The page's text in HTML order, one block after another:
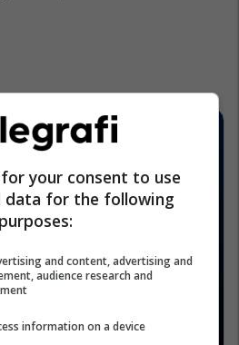
your consent to use
data for the following
purposes:
and content, advertising and
audience research and
information on a device